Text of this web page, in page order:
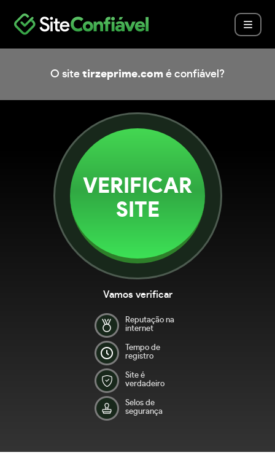
O site tirzeprime.com é confiável?
VERIFICAR
SITE
Vamos verificar
Reputação na
internet
Tempo de
registro
Site é
verdadeiro
Selos de
segurança